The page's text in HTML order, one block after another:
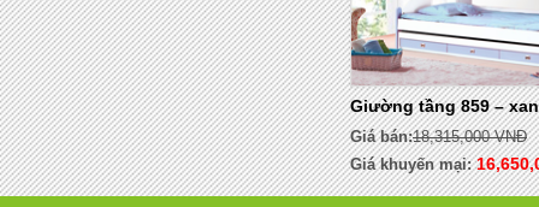
Giường tầng 859 –
Giá bán:18,315,000 VNĐ
Giá khuyến mại: